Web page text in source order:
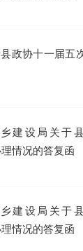
政协十一届五
建设局关于
情况的答复函
建设局关于
情况的答复函